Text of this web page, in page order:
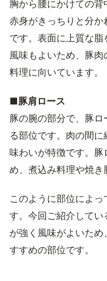
胸から腰にかけての
赤身がきっちりと分
です。表面に上質な
風味もよいため、豚
料理に向いています。
■豚肩ロース
豚の腕の部分で、豚
る部位です。肉の間
味わいが特徴です。
め、煮込み料理や焼き
このように部位によ
す。今回ご紹介して
が強く風味がよいた
すすめの部位です。